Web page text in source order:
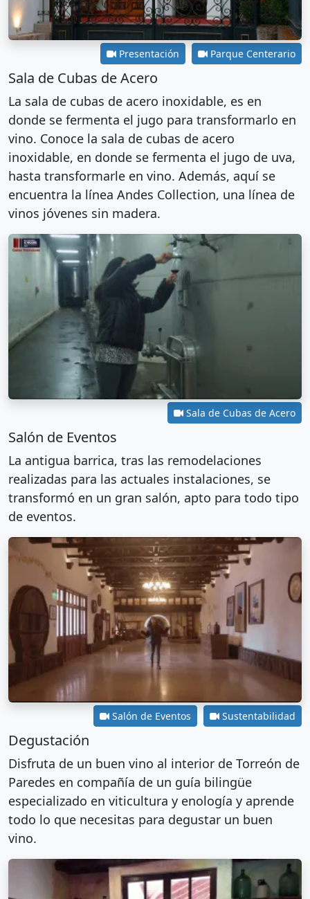
Presentación Parque Centerario
Sala de Cubas de Acero
La sala de cubas de acero inoxidable, es en
donde se fermenta el jugo para transformarlo en
vino. Conoce la sala de cubas de acero
inoxidable, en donde se fermenta el jugo de uva,
hasta transformarle en vino. Además, aquí se
encuentra la línea Andes Collection, una línea de
vinos jóvenes sin madera.
Sala de Cubas de Acero
Salón de Eventos
La antigua barrica, tras las remodelaciones
realizadas para las actuales instalaciones, se
transformó en un gran salón, apto para todo tipo
de eventos.
Salón de Eventos Sustentabilidad
Degustación
Disfruta de un buen vino al interior de Torreón de
Paredes en compañía de un guía bilingüe
especializado en viticultura y enología y aprende
todo lo que necesitas para degustar un buen
vino.